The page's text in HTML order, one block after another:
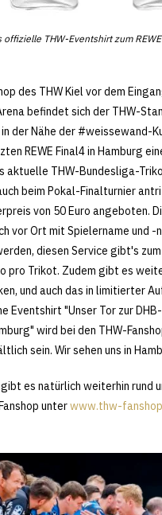
offizielle THW-Eventshirt zum
des THW Kiel vor dem
befindet sich der THW-
der Nähe der #weissewand-
REWE Final4 in Hamburg
aktuelle THW-Bundesliga-
beim Pokal-Finalturnier
von 50 Euro angeboten.
vor Ort mit Spielername und -
diesen Service gibt's
pro Trikot. Zudem gibt es
und auch das in limitierter
Eventshirt "Unser Tor zur
wird bei den THW-
sein. Wir sehen uns in
es natürlich weiterhin rund
unterwww.thw-